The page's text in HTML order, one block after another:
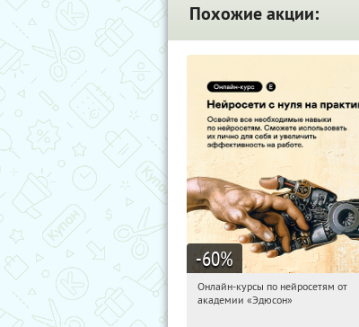
Похожие акции:
-60%
03:47:04 Получили:
Онлайн-курсы по нейросетям от
академии «Эдюсон»